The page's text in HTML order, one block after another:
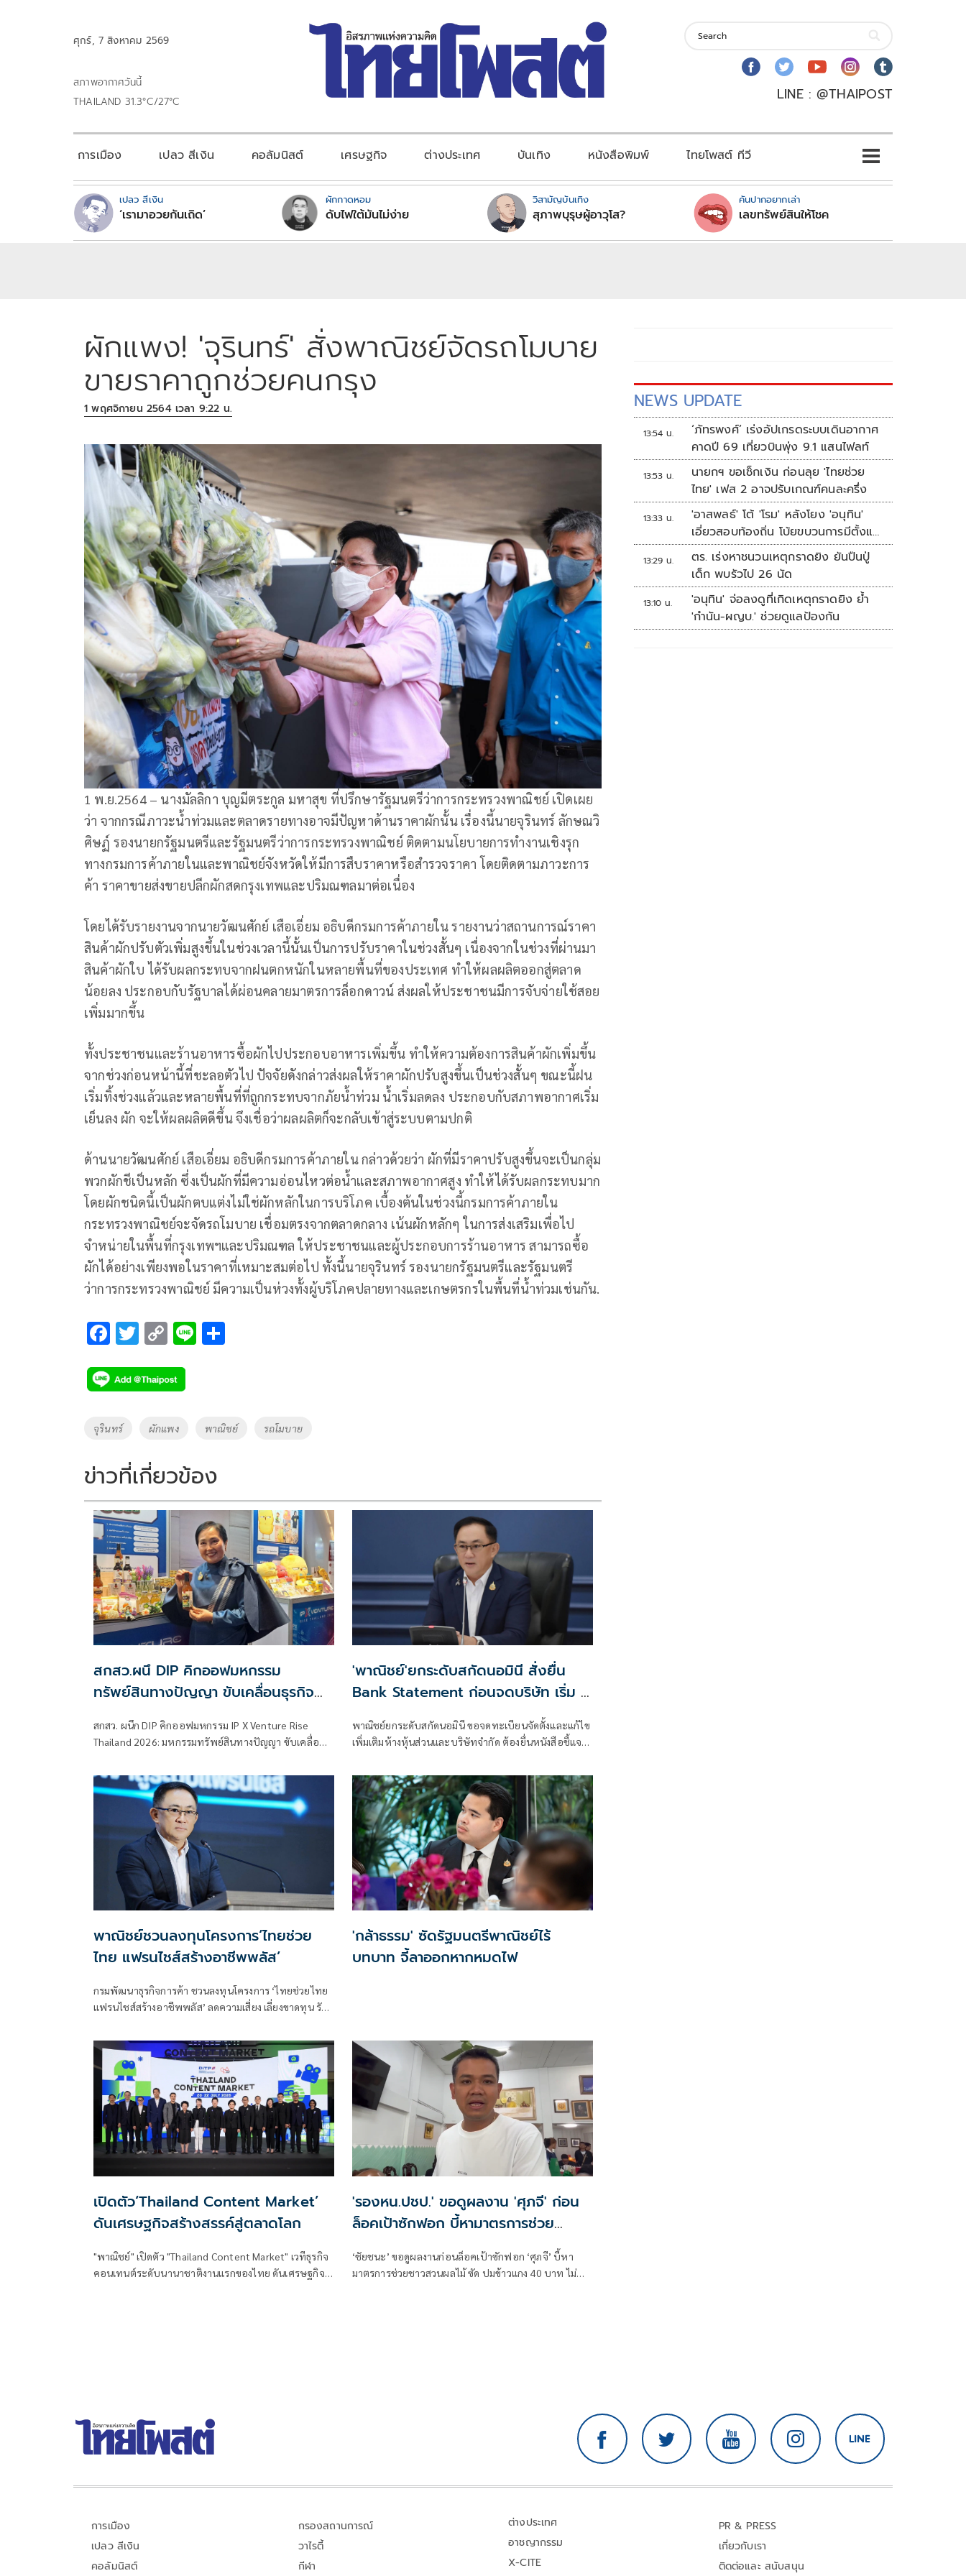
ศุกร์, 7 สิงหาคม 2569
สภาพอากาศวันนี้
THAILAND 31.3°C/27°C
LINE : @THAIPOST
การเมือง เปลว สีเงิน คอลัมนิสต์ เศรษฐกิจ ต่างประเทศ บันเทิง หนังสือพิมพ์ ไทยโพสต์ ทีวี
เปลว สีเงิน
‘เรามาอวยกันเถิด’
ผักกาดหอม
ดับไฟใต้มันไม่ง่าย
วิสามัญบันเทิง
สุภาพบุรุษผู้อาวุโส?
คันปากอยากเล่า
เลขทรัพย์สินให้โชค
ผักแพง! 'จุรินทร์' สั่งพาณิชย์จัดรถโมบาย
ขายราคาถูกช่วยคนกรุง
1 พฤศจิกายน 2564 เวลา 9:22 น.
1 พ.ย.2564 – นางมัลลิกา บุญมีตระกูล มหาสุข ที่ปรึกษารัฐมนตรีว่าการกระทรวงพาณิชย์ เปิดเผย
ว่า จากกรณีภาวะน้ำท่วมและตลาดรายทางอาจมีปัญหาด้านราคาผักนั้น เรื่องนี้นายจุรินทร์ ลักษณวิ
ศิษฏ์ รองนายกรัฐมนตรีและรัฐมนตรีว่าการกระทรวงพาณิชย์ ติดตามนโยบายการทำงานเชิงรุก
ทางกรมการค้าภายในและพาณิชย์จังหวัดให้มีการสืบราคาหรือสำรวจราคา โดยติดตามภาวะการ
ค้า ราคาขายส่งขายปลีกผักสดกรุงเทพและปริมณฑลมาต่อเนื่อง
โดยได้รับรายงานจากนายวัฒนศักย์ เสือเอี่ยม อธิบดีกรมการค้าภายใน รายงานว่าสถานการณ์ราคา
สินค้าผักปรับตัวเพิ่มสูงขึ้นในช่วงเวลานี้นั้นเป็นการปรับราคาในช่วงสั้นๆ เนื่องจากในช่วงที่ผ่านมา
สินค้าผักใบ ได้รับผลกระทบจากฝนตกหนักในหลายพื้นที่ของประเทศ ทำให้ผลผลิตออกสู่ตลาด
น้อยลง ประกอบกับรัฐบาลได้ผ่อนคลายมาตรการล็อกดาวน์ ส่งผลให้ประชาชนมีการจับจ่ายใช้สอย
เพิ่มมากขึ้น
ทั้งประชาชนและร้านอาหารซื้อผักไปประกอบอาหารเพิ่มขึ้น ทำให้ความต้องการสินค้าผักเพิ่มขึ้น
จากช่วงก่อนหน้านี้ที่ชะลอตัวไป ปัจจัยดังกล่าวส่งผลให้ราคาผักปรับสูงขึ้นเป็นช่วงสั้นๆ ขณะนี้ฝน
เริ่มทิ้งช่วงแล้วและหลายพื้นที่ที่ถูกกระทบจากภัยน้ำท่วม น้ำเริ่มลดลง ประกอบกับสภาพอากาศเริ่ม
เย็นลง ผัก จะให้ผลผลิตดีขึ้น จึงเชื่อว่าผลผลิตก็จะกลับเข้าสู่ระบบตามปกติ
ด้านนายวัฒนศักย์ เสือเอี่ยม อธิบดีกรมการค้าภายใน กล่าวด้วยว่า ผักที่มีราคาปรับสูงขึ้นจะเป็นกลุ่ม
พวกผักชีเป็นหลัก ซึ่งเป็นผักที่มีความอ่อนไหวต่อน้ำและสภาพอากาศสูง ทำให้ได้รับผลกระทบมาก
โดยผักชนิดนี้เป็นผักตบแต่งไม่ใช่ผักหลักในการบริโภค เบื้องต้นในช่วงนี้กรมการค้าภายใน
กระทรวงพาณิชย์จะจัดรถโมบาย เชื่อมตรงจากตลาดกลาง เน้นผักหลักๆ ในการส่งเสริมเพื่อไป
จำหน่ายในพื้นที่กรุงเทพฯและปริมณฑล ให้ประชาชนและผู้ประกอบการร้านอาหาร สามารถซื้อ
ผักได้อย่างเพียงพอในราคาที่เหมาะสมต่อไป ทั้งนี้นายจุรินทร์ รองนายกรัฐมนตรีและรัฐมนตรี
ว่าการกระทรวงพาณิชย์ มีความเป็นห่วงทั้งผู้บริโภคปลายทางและเกษตรกรในพื้นที่น้ำท่วมเช่นกัน.
F
e
b
o
k
T
tt
er
C
p
y
Li
k
Li
Tags
จุรินทร์ ผักแพง พาณิชย์ รถโมบาย
ข่าวที่เกี่ยวข้อง
สกสว.ผนึ DIP คิกออฟมหกรรม
ทรัพย์สินทางปัญญา ขับเคลื่อนธุรกิจ
สกสว. ผนึก DIP คิกออฟมหกรรม IP X Venture Rise
Thailand 2026: มหกรรมทรัพย์สินทางปัญญา ขับเคลื่อน
ปัญญาผ่านกองทุน ววน. เพิ่มคุณค่างานวิจัยไทย
'พาณิชย์'ยกระดับสกัดนอมินี สั่งยื่น
Bank Statement ก่อนจดบริษัท เริ่ม 1
พาณิชย์ยกระดับสกัดนอมินี ขอจดทะเบียนจัดตั้งและแก้ไข
เพิ่มเติมห้างหุ้นส่วนและบริษัทจำกัด ต้องยื่นหนังสือชี้แจง
เป็นต้นไป
พาณิชย์ชวนลงทุนโครงการ‘ไทยช่วย
ไทย แฟรนไชส์สร้างอาชีพพลัส’
กรมพัฒนาธุรกิจการค้า ชวนลงทุนโครงการ ‘ไทยช่วยไทย
แฟรนไชส์สร้างอาชีพพลัส’ ลดความเสี่ยง เลี่ยงขาดทุน รัฐ
'กล้าธรรม' ซัดรัฐมนตรีพาณิชย์ไร้
บทบาท จี้ลาออกหากหมดไฟ
เปิดตัว‘Thailand Content Market’
ดันเศรษฐกิจสร้างสรรค์สู่ตลาดโลก
"พาณิชย์" เปิดตัว "Thailand Content Market" เวทีธุรกิจ
คอนเทนต์ระดับนานาชาติงานแรกของไทย ดันเศรษฐกิจ
'รองหน.ปชป.' ขอดูผลงาน 'ศุภจี' ก่อน
ล็อคเป้าซักฟอก บี้หามาตรการช่วย
‘ชัยชนะ’ ขอดูผลงานก่อนล็อคเป้าซักฟอก ‘ศุภจี’ บี้หา
มาตรการช่วยชาวสวนผลไม้ ซัด ปมข้าวแกง 40 บาท ไม่
NEWS UPDATE
13:54 น.
‘ภัทรพงศ์’ เร่งอัปเกรดระบบเดินอากาศ
คาดปี 69 เที่ยวบินพุ่ง 9.1 แสนไฟลท์
13:53 น.
นายกฯ ขอเช็กเงิน ก่อนลุย 'ไทยช่วย
ไทย' เฟส 2 อาจปรับเกณฑ์คนละครึ่ง
13:33 น.
'อาสพลธ์' โต้ 'โรม' หลังโยง 'อนุทิน'
เอี่ยวสอบท้องถิ่น โบ้ยขบวนการมีตั้งแต่
ปี 62-64
13:29 น.
ตร. เร่งหาชนวนเหตุกราดยิง ยันปืนปู่
เด็ก พบรัวไป 26 นัด
13:10 น.
'อนุทิน' จ่อลงดูที่เกิดเหตุกราดยิง ย้ำ
'กำนัน-ผญบ.' ช่วยดูแลป้องกัน
การเมือง
เปลว สีเงิน
คอลัมนิสต์
กรองสถานการณ์
วาไรตี้
กีฬา
ต่างประเทศ
อาชญากรรม
X-CITE
PR & PRESS
เกี่ยวกับเรา
ติดต่อและ สนับสนุน